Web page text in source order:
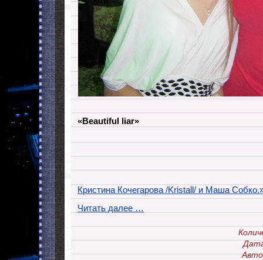
«Beautiful liar»
Кристина Кочегарова /Kristall/ и Маша
Читать далее …